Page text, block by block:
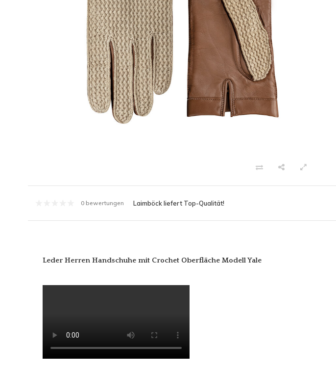
0 bewertungen Laimböck liefert Top-Qualität!
Leder Herren Handschuhe mit Crochet Oberfläche Modell Yale